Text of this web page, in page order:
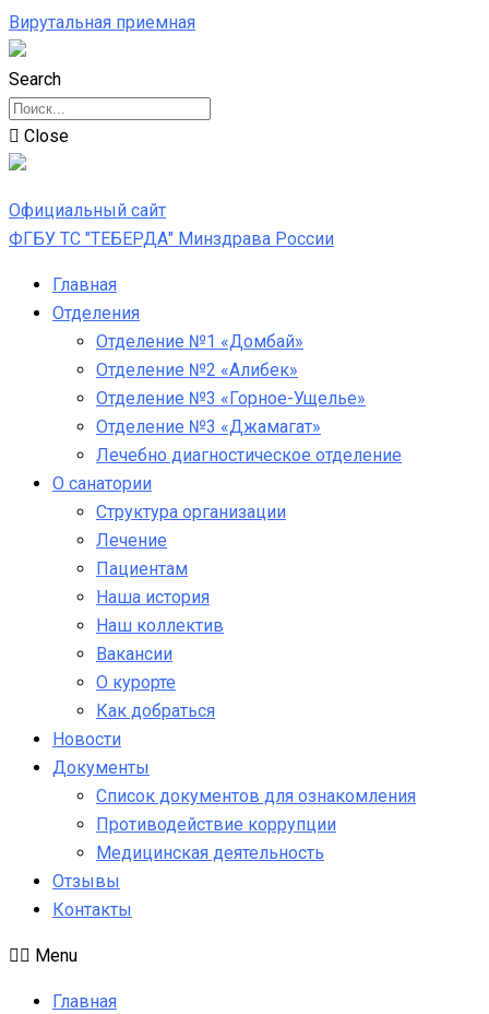
Вирутальная приемная
Search
Close
Официальный сайт
ФГБУ ТС "ТЕБЕРДА" Минздрава России
Главная
Отделения
Отделение №1 «Домбай»
Отделение №2 «Алибек»
Отделение №3 «Горное-Ущелье»
Отделение №3 «Джамагат»
Лечебно диагностическое отделение
О санатории
Структура организации
Лечение
Пациентам
Наша история
Наш коллектив
Вакансии
О курорте
Как добраться
Новости
Документы
Список документов для ознакомления
Противодействие коррупции
Медицинская деятельность
Отзывы
Контакты
Menu
Главная